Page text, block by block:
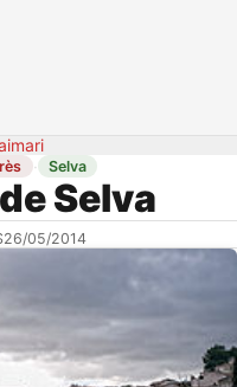
· Selva
Selva
26/05/2014